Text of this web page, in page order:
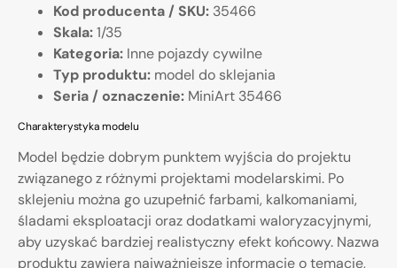
Kod producenta / SKU: 35466
Skala:1/35
Kategoria: Inne pojazdy cywilne
Typ produktu: model do sklejania
Seria / oznaczenie: MiniArt 35466
Charakterystyka modelu
Model będzie dobrym punktem wyjścia do projektu
związanego z różnymi projektami modelarskimi. Po
sklejeniu można go uzupełnić farbami, kalkomaniami,
śladami eksploatacji oraz dodatkami waloryzacyjnymi,
aby uzyskać bardziej realistyczny efekt końcowy. Nazwa
produktu zawiera najważniejsze informacje o temacie,